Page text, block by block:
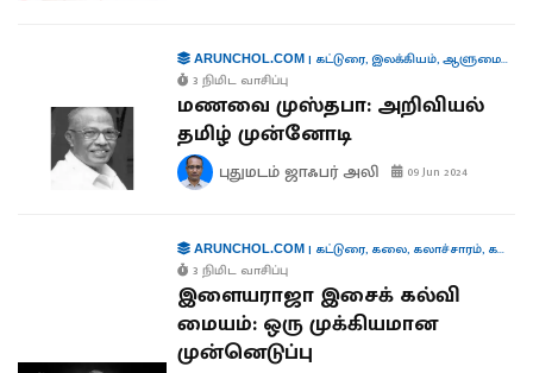
ARUNCHOL.COM| கட்டுரை, இலக்கியம்,ஆளுமைகள்
3 நிமிட வாசிப்பு
மணவை முஸ்தபா: அறிவியல்
தமிழ் முன்னோடி
புதுமடம் ஜாஃபர் அலி 09 Jun 2024
ARUNCHOL.COM| கட்டுரை, கலை, கலாச்சாரம், கல்வி
3 நிமிட வாசிப்பு
இளையராஜா இசைக் கல்வி
மையம்: ஒரு முக்கியமான
முன்னெடுப்பு